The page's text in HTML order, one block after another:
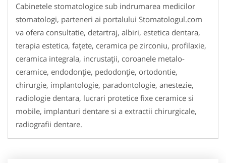
Cabinetele stomatologice sub indrumarea medicilor
stomatologi, parteneri ai portalului Stomatologul.com
va ofera consultatie, detartraj, albiri, estetica dentara,
terapia estetica, faţete, ceramica pe zirconiu, profilaxie,
ceramica integrala, incrustaţii, coroanele metalo-
ceramice, endodonţie, pedodonţie, ortodontie,
chirurgie, implantologie, paradontologie, anestezie,
radiologie dentara, lucrari protetice fixe ceramice si
mobile, implanturi dentare si a extractii chirurgicale,
radiografii dentare.